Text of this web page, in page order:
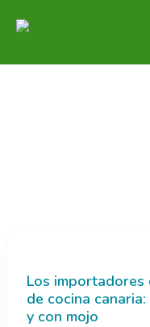
Los
de cocina
y con mojo